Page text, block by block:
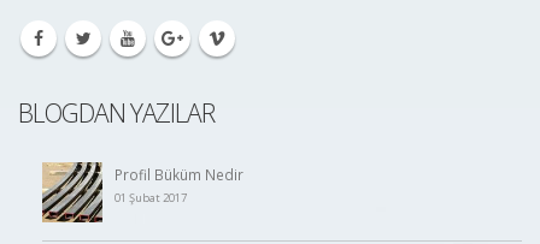
BLOGDAN YAZILAR
Profil Büküm Nedir
01 Şubat 2017